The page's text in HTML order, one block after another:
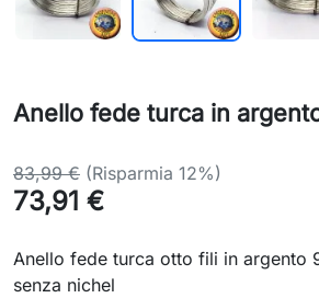
Anello fede turca in
83,99 € (Risparmia 12%)
73,91 €
Anello fede turca otto fili in argento
senza nichel